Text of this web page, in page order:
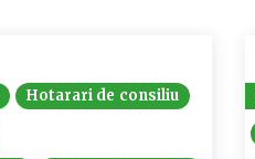
Hotarari de consiliu